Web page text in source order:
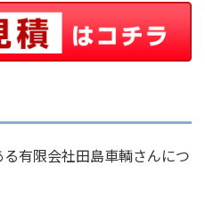
有限会社田島車輌さんにつ